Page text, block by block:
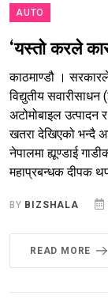
AUTO
‘यस्तो करले
काठमाण्डौ ।
विद्युतीय
अटोमोबाइल उत्पादन
खतरा देखिएको भन्दै
नेपालमा ह्यूण्डाई
महाप्रबन्धक दीपक
BY BIZSHALA
READ MORE